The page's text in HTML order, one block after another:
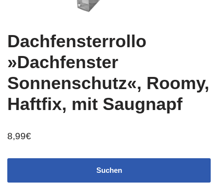
Dachfensterrollo
»Dachfenster
Sonnenschutz«, Roomy,
Haftfix, mit Saugnapf
8,99€
Suchen